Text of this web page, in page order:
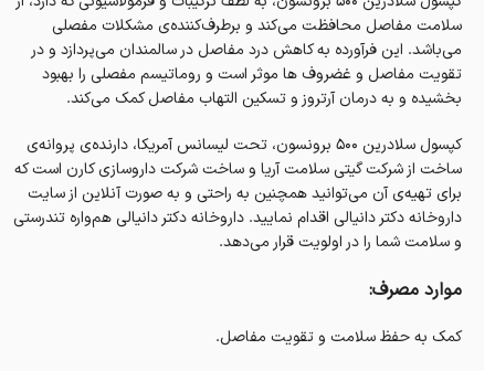
سلامت مفاصل محافظت می‌کند و برطرف‌کننده‌ی مشکلات مفصلی
می‌باشد‌. این فرآورده به کاهش درد مفاصل در سالمندان می‌پردازد و در
تقویت مفاصل و غضروف ها موثر است و روماتیسم مفصلی را بهبود
بخشیده و به درمان آرتروز و تسکین التهاب مفاصل کمک می‌کند.
کپسول سلادرین 500 برونسون، تحت لیسانس آمریکا، دارنده‌ی پروانه‌ی
ساخت از شرکت گیتی سلامت آریا و ساخت شرکت داروسازی کارن است که
برای تهیه‌ی آن می‌توانید همچنین به راحتی و به صورت آنلاین از سایت
داروخانه‌ دکتر دانیالی اقدام نمایید. داروخانه‌ دکتر دانیالی هم‌واره تندرستی
و سلامت شما را در اولویت قرار می‌دهد.
موارد مصرف:
کمک به حفظ سلامت و تقویت مفاصل.